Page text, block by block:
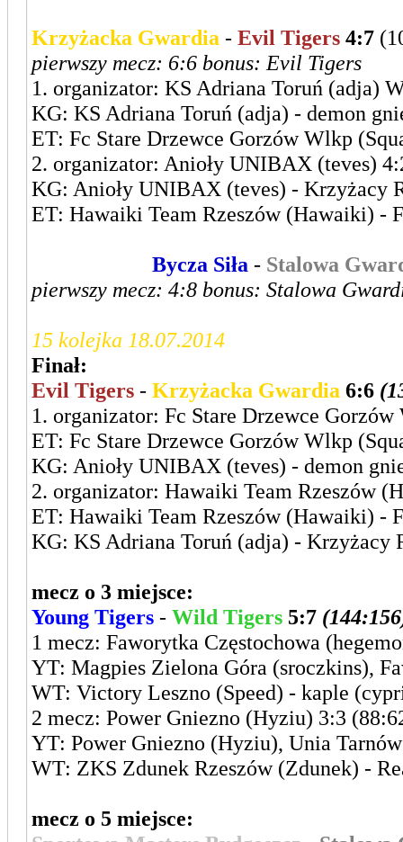
Krzyżacka Gwardia - Evil Tigers 4:7
pierwszy mecz: 6:6 bonus: Evil Tigers
1. organizator: KS Adriana Toruń (adja)
KG: KS Adriana Toruń (adja) - demon
ET: Fc Stare Drzewce Gorzów Wlkp
2. organizator: Anioły UNIBAX (teves)
KG: Anioły UNIBAX (teves) - Krzyżacy
ET: Hawaiki Team Rzeszów (Hawaiki) -
Bycza Siła - Stalowa
pierwszy mecz: 4:8 bonus: Stalowa
15 kolejka 18.07.2014
Finał:
Evil Tigers - Krzyżacka Gwardia 6:6
1. organizator: Fc Stare Drzewce
ET: Fc Stare Drzewce Gorzów Wlkp
KG: Anioły UNIBAX (teves) - demon
2. organizator: Hawaiki Team Rzeszów
ET: Hawaiki Team Rzeszów (Hawaiki) -
KG: KS Adriana Toruń (adja) - Krzyżacy
mecz o 3 miejsce:
Young Tigers - Wild Tigers 5:7
1 mecz: Faworytka Częstochowa
YT: Magpies Zielona Góra (sroczkins),
WT: Victory Leszno (Speed) - kaple
2 mecz: Power Gniezno (Hyziu) 3:3
YT: Power Gniezno (Hyziu), Unia
WT: ZKS Zdunek Rzeszów (Zdunek) -
mecz o 5 miejsce: